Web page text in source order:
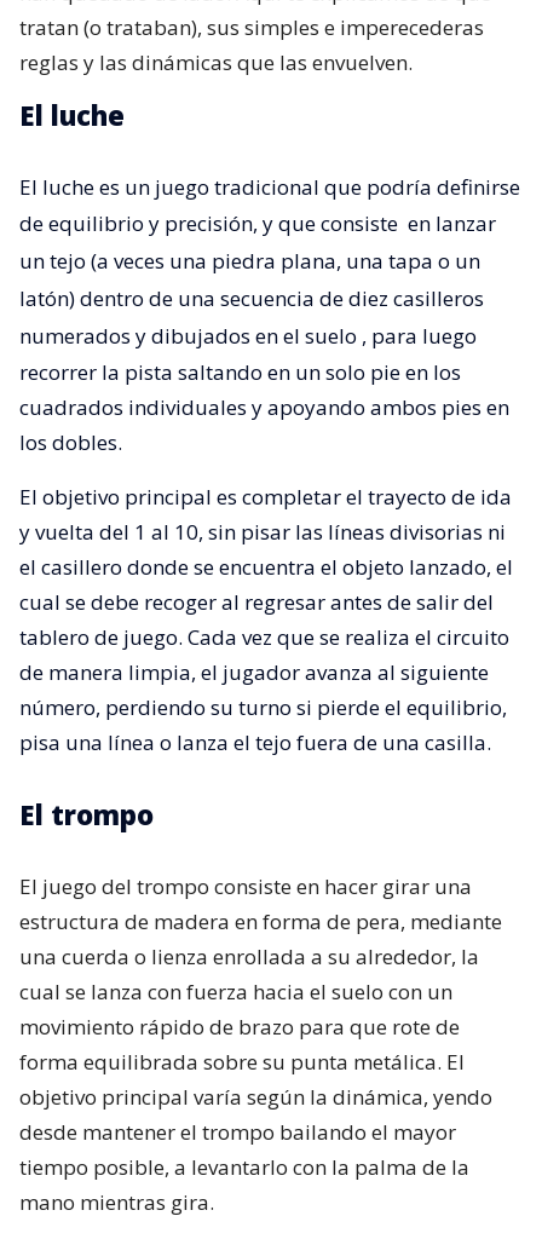
tratan (o trataban), sus simples e imperecederas
reglas y las dinámicas que las envuelven.
El luche
El luche es un juego tradicional que podría definirse
de equilibrio y precisión, y que consiste en lanzar
un tejo (a veces una piedra plana, una tapa o un
latón) dentro de una secuencia de diez casilleros
numerados y dibujados en el suelo , para luego
recorrer la pista saltando en un solo pie en los
cuadrados individuales y apoyando ambos pies en
los dobles.
El objetivo principal es completar el trayecto de ida
y vuelta del 1 al 10, sin pisar las líneas divisorias ni
el casillero donde se encuentra el objeto lanzado, el
cual se debe recoger al regresar antes de salir del
tablero de juego. Cada vez que se realiza el circuito
de manera limpia, el jugador avanza al siguiente
número, perdiendo su turno si pierde el equilibrio,
pisa una línea o lanza el tejo fuera de una casilla.
El trompo
El juego del trompo consiste en hacer girar una
estructura de madera en forma de pera, mediante
una cuerda o lienza enrollada a su alrededor, la
cual se lanza con fuerza hacia el suelo con un
movimiento rápido de brazo para que rote de
forma equilibrada sobre su punta metálica. El
objetivo principal varía según la dinámica, yendo
desde mantener el trompo bailando el mayor
tiempo posible, a levantarlo con la palma de la
mano mientras gira.